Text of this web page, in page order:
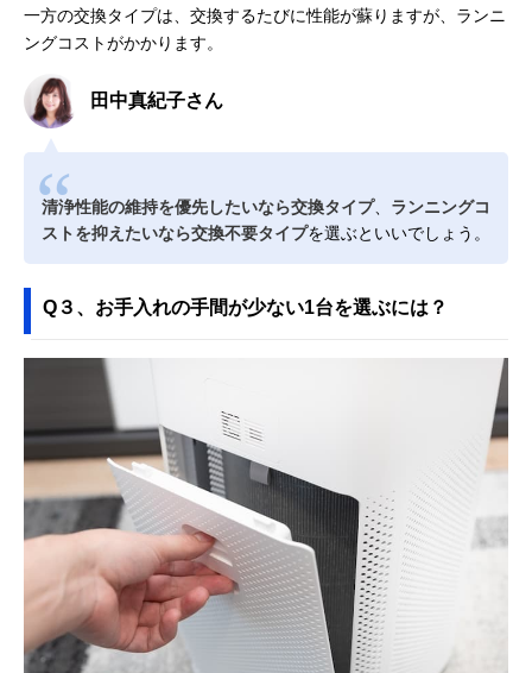
一方の交換タイプは、交換するたびに性能が蘇りますが、ランニ
ングコストがかかります。
田中真紀子さん
清浄性能の維持を優先したいなら交換タイプ、 ランニングコ
ストを抑えたいなら交換不要タイプを選ぶといいでしょう。
Q３、お手入れの手間が少ない1台を選ぶには？